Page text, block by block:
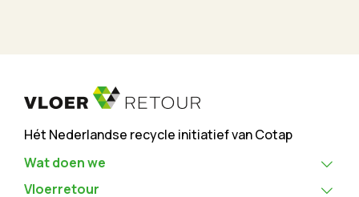
Hét Nederlandse recycle initiatief van Cotap
Wat doen we
Voor bedrijven
Vloerretour